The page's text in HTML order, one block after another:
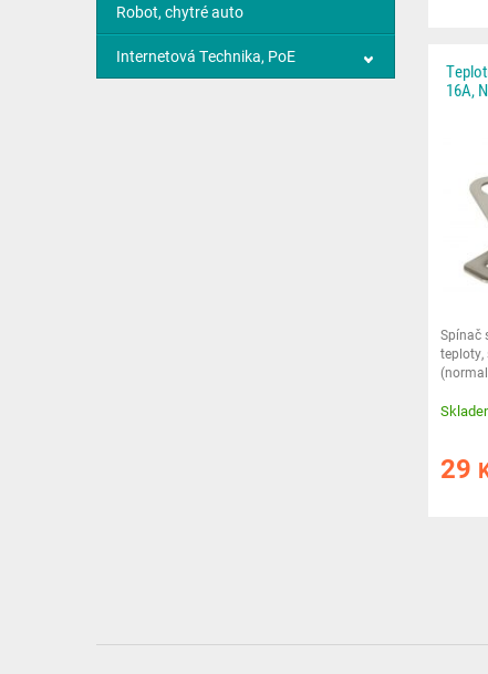
16A,
Spínač
teploty,
29
Robot, chytré auto
Internetová Technika, PoE